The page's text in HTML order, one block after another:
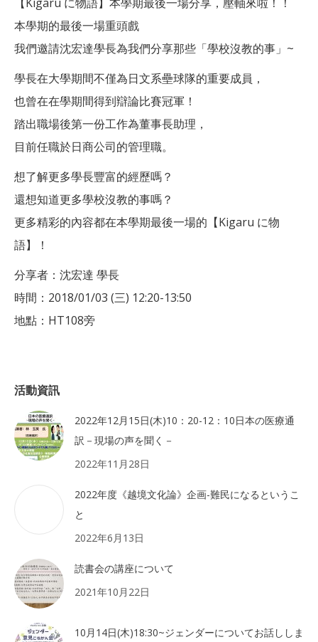
【Kigaru に物語】本學期最後一場分享，壓軸來啦！！
本學期的最後一場重頭戲
我們邀請沈宏達學長為我們分享那些「學校沒教的事」~
學長在大學期間不僅為日文系壘球隊的重要成員，
也曾在在學期間得到辯論比賽冠軍！
踏出職場後第一份工作為董事長助理，
目前任職於日商公司的管理職。
想了解更多學長豐富的經歷嗎？
還想知道更多學校沒教的事嗎？
更多精彩的內容都在本學期最後一場的【Kigaru に物
語】！
分享者：沈宏達 學長
時間：2018/01/03 (三) 12:20-13:50
地點：HT108旁
活動資訊
2022年12月15日(木)10：20-12：10日本の医療通
訳－現場の声を聞く－
2022年11月28日
2022年度《越境文化論》企画-難民になるというこ
と
2022年6月13日
読書会の講座について
2021年10月22日
10月14日(木)18:30~ジェンダーについてお話ししま